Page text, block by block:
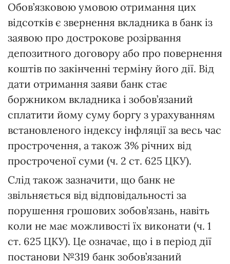
Обов’язковою умовою отримання цих
відсотків є звернення вкладника в банк із
заявою про дострокове розірвання
депозитного договору або про повернення
коштів по закінченні терміну його дії. Від
дати отримання заяви банк стає
боржником вкладника і зобов’язаний
сплатити йому суму боргу з урахуванням
встановленого індексу інфляції за весь час
прострочення, а також 3% річних від
простроченої суми (ч. 2 ст. 625 ЦКУ).
Слід також зазначити, що банк не
звільняється від відповідальності за
порушення грошових зобов’язань, навіть
коли не має можливості їх виконати (ч. 1
ст. 625 ЦКУ). Це означає, що і в період дії
постанови №319 банк зобов’язаний